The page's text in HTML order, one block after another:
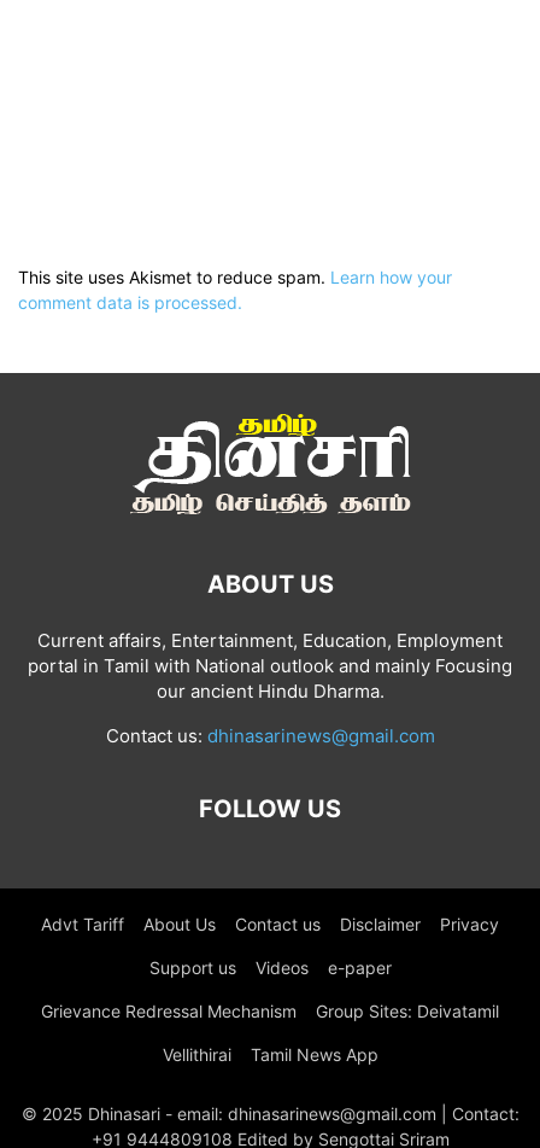
This site uses Akismet to reduce spam. Learn how your
comment data is processed.
ABOUT US
Current affairs, Entertainment, Education, Employment
portal in Tamil with National outlook and mainly Focusing
our ancient Hindu Dharma.
Contact us: dhinasarinews@gmail.com
FOLLOW US
Advt Tariff About Us Contact us Disclaimer Privacy
Support us Videos e-paper
Grievance Redressal Mechanism Group Sites: Deivatamil
Vellithirai Tamil News App
© 2025 Dhinasari - email: dhinasarinews@gmail.com | Contact:
+91 9444809108 Edited by Sengottai Sriram